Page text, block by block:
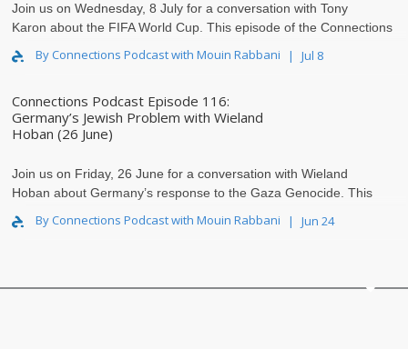
Join us on Wednesday, 8 July for a conversation with Tony
Karon about the FIFA World Cup. This episode of the Connections
By Connections Podcast with Mouin Rabbani Jul 8
Connections Podcast Episode 116:
Germany’s Jewish Problem with Wieland
Hoban (26 June)
Join us on Friday, 26 June for a conversation with Wieland
Hoban about Germany’s response to the Gaza Genocide. This
By Connections Podcast with Mouin Rabbani Jun 24